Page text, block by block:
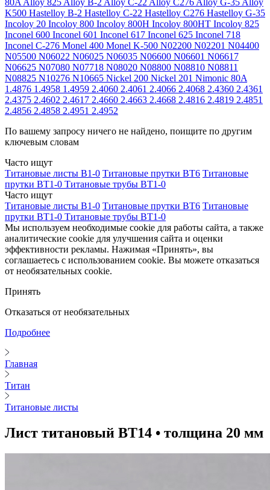
80A Alloy 825 Alloy B-2 Alloy C-22 Alloy C276 Alloy G-35 Alloy
K500 Hastelloy B-2 Hastelloy C-22 Hastelloy C276 Hastelloy G-35
Incoloy 20 Incoloy 800 Incoloy 800H Incoloy 800HT Incoloy 825
Inconel 600 Inconel 601 Inconel 617 Inconel 625 Inconel 718
Inconel C-276 Monel 400 Monel K-500 N02200 N02201 N04400
N05500 N06022 N06025 N06035 N06600 N06601 N06617
N06625 N07080 N07718 N08020 N08800 N08810 N08811
N08825 N10276 N10665 Nickel 200 Nickel 201 Nimonic 80A
1.4876 1.4958 1.4959 2.4060 2.4061 2.4066 2.4068 2.4360 2.4361
2.4375 2.4602 2.4617 2.4660 2.4663 2.4668 2.4816 2.4819 2.4851
2.4856 2.4858 2.4951 2.4952
По вашему запросу ничего не найдено, поищите по другим
ключевым словам
Часто ищут
Титановые листы В1-0 Титановые прутки ВТ6 Титановые
прутки ВТ1-0 Титановые трубы ВТ1-0
Часто ищут
Титановые листы В1-0 Титановые прутки ВТ6 Титановые
прутки ВТ1-0 Титановые трубы ВТ1-0
Мы используем необходимые cookie для работы сайта, а также
аналитические cookie для улучшения сайта и оценки
эффективности рекламы. Нажимая «Принять», вы
соглашаетесь с использованием cookie. Вы можете отказаться
от необязательных cookie.
Принять
Отказаться от необязательных
Подробнее
Главная
Титан
Титановые листы
Лист титановый ВТ14 • толщина 20 мм